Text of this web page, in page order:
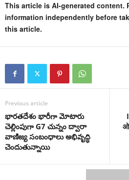
This article is AI-generated content.
information independently before
this article.
Previous article
భారతదేశం భారీగా మోటారు
చెల్లింపుగా G7 చున్నం ద్వారా
వాణిజ్య సంబంధాలు అభివృద్ధి
చెందుతున్నాయి